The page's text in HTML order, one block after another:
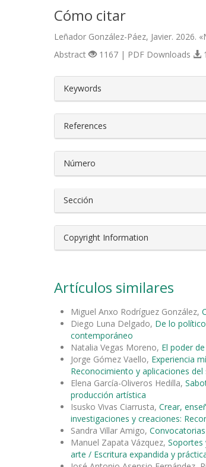
Cómo citar
Leñador González-Páez, Javier. 2026.
Abstract 1167 | PDF Downloads
Keywords
References
Número
Sección
Copyright Information
Artículos similares
Miguel Anxo Rodríguez González,
Diego Luna Delgado, De lo
contemporáneo
Natalia Vegas Moreno, El poder
Jorge Gómez Vaello, Experiencia
Reconocimiento y aplicaciones
Elena García-Oliveros Hedilla,
producción artística
Isusko Vivas Ciarrusta, Crear,
investigaciones y creaciones:
Sandra Villar Amigo,
Manuel Zapata Vázquez, Soportes
arte / Escritura expandida y